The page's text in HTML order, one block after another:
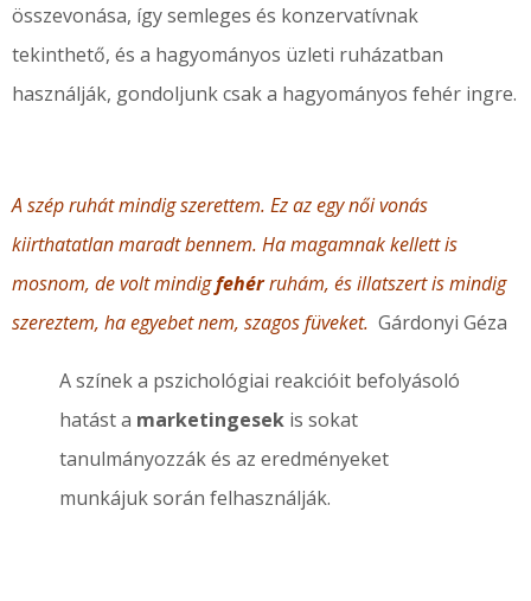
összevonása, így semleges és konzervatívnak
tekinthető, és a hagyományos üzleti ruházatban
használják, gondoljunk csak a hagyományos fehér ingre.
A szép ruhát mindig szerettem. Ez az egy női vonás
kiirthatatlan maradt bennem. Ha magamnak kellett is
mosnom, de volt mindigfehérruhám, és illatszert is mindig
szereztem, ha egyebet nem, szagos füveket. Gárdonyi Géza
A színek a pszichológiai reakcióit befolyásoló
hatást a marketingesek is sokat
tanulmányozzák és az eredményeket
munkájuk során felhasználják.